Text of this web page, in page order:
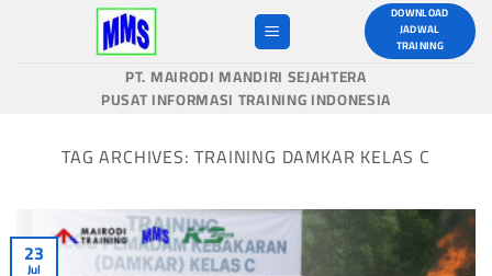
DOWNLOAD
JADWAL
TRAINING
PT. MAIRODI MANDIRI SEJAHTERA
PUSAT INFORMASI TRAINING INDONESIA
TAG ARCHIVES:TRAINING DAMKAR KELAS C
23
Jul